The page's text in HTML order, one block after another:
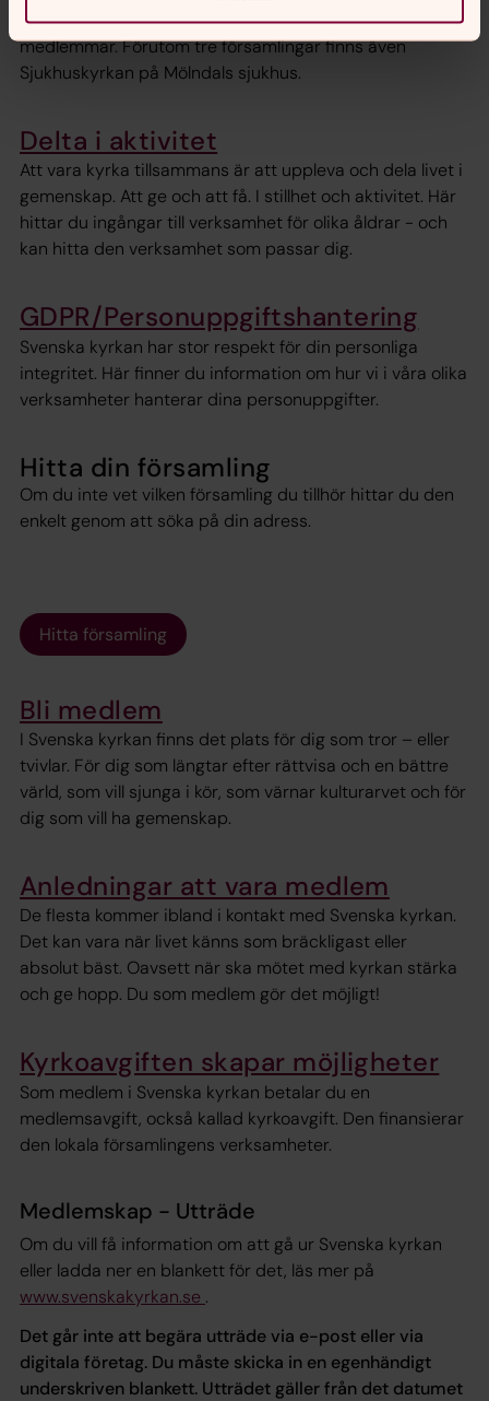
Fässberg, Kållered och Stensjön – och har cirka 30 000
medlemmar. Förutom tre församlingar finns även
Sjukhuskyrkan på Mölndals sjukhus.
Delta i aktivitet
Att vara kyrka tillsammans är att uppleva och dela livet i
gemenskap. Att ge och att få. I stillhet och aktivitet. Här
hittar du ingångar till verksamhet för olika åldrar - och
kan hitta den verksamhet som passar dig.
GDPR/Personuppgiftshantering
Svenska kyrkan har stor respekt för din personliga
integritet. Här finner du information om hur vi i våra olika
verksamheter hanterar dina personuppgifter.
Hitta din församling
Om du inte vet vilken församling du tillhör hittar du den
enkelt genom att söka på din adress.
Hitta församling
Bli medlem
I Svenska kyrkan finns det plats för dig som tror – eller
tvivlar. För dig som längtar efter rättvisa och en bättre
värld, som vill sjunga i kör, som värnar kulturarvet och för
dig som vill ha gemenskap.
Anledningar att vara medlem
De flesta kommer ibland i kontakt med Svenska kyrkan.
Det kan vara när livet känns som bräckligast eller
absolut bäst. Oavsett när ska mötet med kyrkan stärka
och ge hopp. Du som medlem gör det möjligt!
Kyrkoavgiften skapar möjligheter
Som medlem i Svenska kyrkan betalar du en
medlemsavgift, också kallad kyrkoavgift. Den finansierar
den lokala församlingens verksamheter.
Medlemskap - Utträde
Om du vill få information om att gå ur Svenska kyrkan
eller ladda ner en blankett för det, läs mer på
www.svenskakyrkan.se .
Det går inte att begära utträde via e-post eller via
digitala företag. Du måste skicka in en egenhändigt
underskriven blankett. Utträdet gäller från det datumet